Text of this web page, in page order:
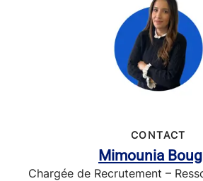
CONTACT
Mimounia
Chargée de Recrutement –